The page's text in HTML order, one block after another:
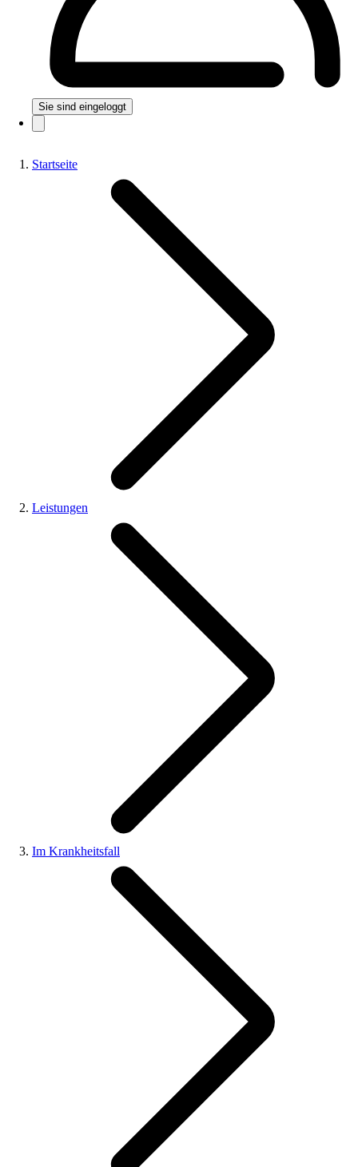
Sie sind eingeloggt
Startseite
Leistungen
Im Krankheitsfall